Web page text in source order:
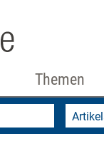
Themen